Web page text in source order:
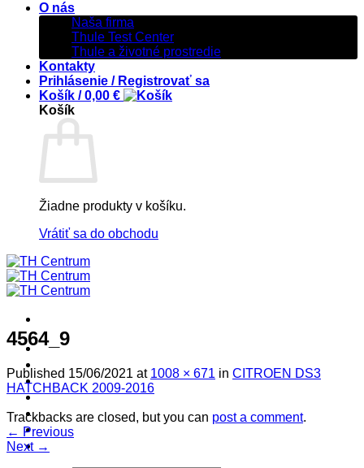
O nás
Naša firma
Thule Test Center
Thule a životné prostredie
Kontakty
Prihlásenie / Registrovať sa
Košík /0,00 €
Košík
Žiadne produkty v košíku.
Vrátiť sa do obchodu
! ! ! S Ú Ť A Ž ! ! !
Produkty
Špičkový UEBLER
Autoriz. servis THULE/UEBLER
Predajne
Naši Uebler Partneri
4564_9
Published 15/06/2021 at 1008 × 671 in CITROEN DS3
HATCHBACK 2009-2016
Trackbacks are closed, but you can post a comment.
← Previous
Next →